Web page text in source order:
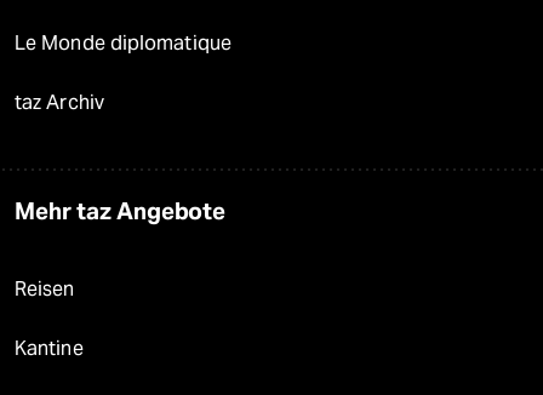
Le Monde diplomatique
taz Archiv
Mehr taz Angebote
Reisen
Kantine